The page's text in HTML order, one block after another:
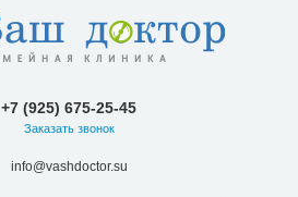
+7 (925) 675-25-45
Заказать звонок
info@vashdoctor.su